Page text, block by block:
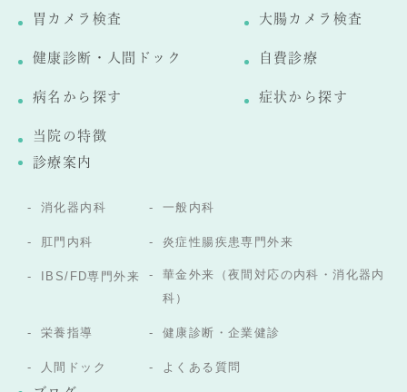
胃カメラ検査 大腸カメラ検査
健康診断・人間ドック 自費診療
病名から探す 症状から探す
当院の特徴
診療案内
消化器内科 一般内科
肛門内科 炎症性腸疾患専門外来
IBS/FD専門外来
華金外来（夜間対応の内科・消化器内
科）
栄養指導 健康診断・企業健診
人間ドック
よくある質問